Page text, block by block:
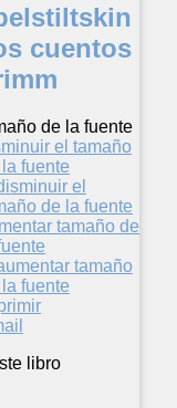
cuentos
de la fuente
el tamaño
fuente
tamaño de
libro